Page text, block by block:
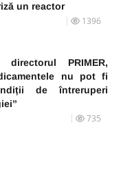
un reactor
1396
directorul PRIMER,
nu pot fi
de întreruperi
735